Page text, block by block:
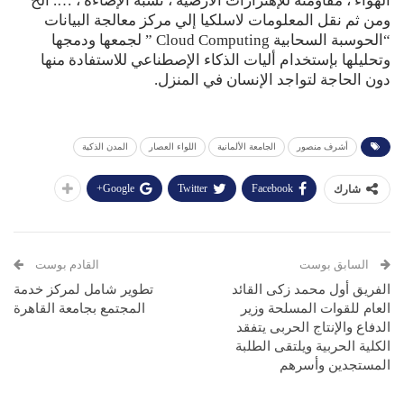
ومن ثم نقل المعلومات لاسلكيا إلي مركز معالجة البيانات
“الحوسبة السحابية Cloud Computing ” لجمعها ودمجها
وتحليلها بإستخدام أليات الذكاء الإصطناعي للاستفادة منها
دون الحاجة لتواجد الإنسان في المنزل.
أشرف منصور الجامعة الألمانية اللواء العصار المدن الذكية
شارك Facebook
Twitter
Google+
السابق بوست
الفريق أول محمد زكى القائد
العام للقوات المسلحة وزير
الدفاع والإنتاج الحربى يتفقد
الكلية الحربية ويلتقى الطلبة
المستجدين وأسرهم
القادم بوست
تطوير شامل لمركز خدمة
المجتمع بجامعة القاهرة